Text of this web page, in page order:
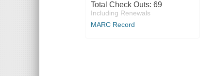
Total Check Outs: 69
Including Renewals
MARC Record